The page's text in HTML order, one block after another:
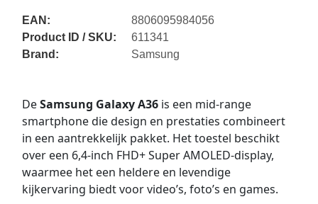
EAN:
8806095984056
Product ID / SKU:
611341
Brand:
Samsung
DeSamsung Galaxy A36is een mid-range
smartphone die design en prestaties combineert
in een aantrekkelijk pakket. Het toestel beschikt
over een 6,4-inch FHD+ Super AMOLED-display,
waarmee het een heldere en levendige
kijkervaring biedt voor video’s, foto’s en games.